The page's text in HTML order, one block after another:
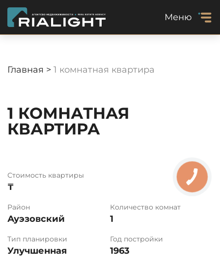
Меню
Главная > 1 комнатная квартира
1 КОМНАТНАЯ
КВАРТИРА
Стоимость квартиры
₸
Район
Ауэзовский
Количество комнат
1
Тип планировки
Улучшенная
Год постройки
1963